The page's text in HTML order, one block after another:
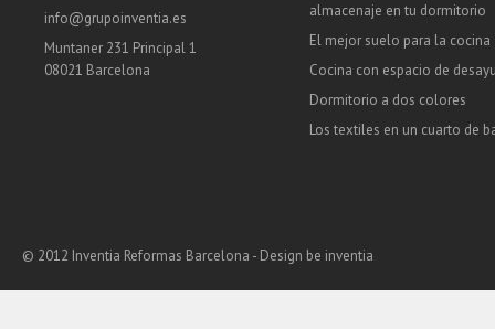
info@grupoinventia.es
Muntaner 231 Principal 1
08021 Barcelona
almacenaje en tu dormitorio
El mejor suelo para la cocina
Cocina con espacio de
Dormitorio a dos colores
Los textiles en un cuarto de
© 2012 Inventia Reformas Barcelona - Design be inventia